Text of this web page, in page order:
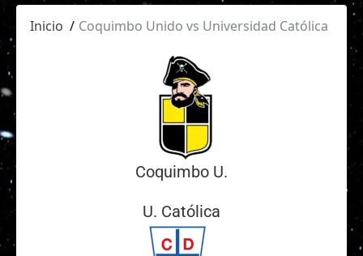
Inicio Coquimbo Unido vs Universidad Católica
Coquimbo U.
U. Católica